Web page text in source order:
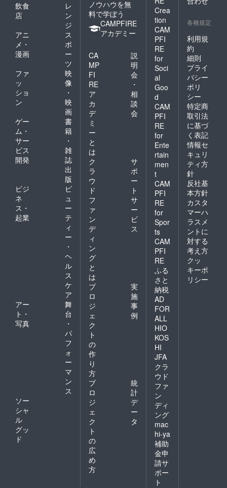
飲食
店
レ
ン
ジ
アニ
メ・
漫画
ス
ポ
ー
ツ
ファ
ッ
ショ
ン
映
像
・
映
画
ゲー
ム・
サー
ビス
開発
書
籍
・
雑
誌
出
版
ビジ
ネ
ス・
起業
ビ
ュ
ー
テ
ィ
ー
・
ヘ
ル
ス
ケ
ア
アー
ト・
写真
舞
台
・
パ
フ
ォ
ー
マ
ン
ス
ソー
シャ
ル
グッ
ド
ノウハウを無
料で学ぼう
CAMPFIRE
アカデミー
CA
MP
FI
RE
ア
カ
デ
ミ
ー
と
は
説
明
会
・
相
談
会
ク
ラ
ウ
ド
フ
ァ
ン
デ
ィ
ン
グ
と
は
サ
ポ
ー
ト
サ
ー
ビ
ス
プ
ロ
ジ
ェ
ク
ト
の
作
り
方
実
施
事
例
プ
ロ
ジ
ェ
ク
ト
の
広
め
方
統
計
デ
ー
タ
Crea
tion
CAM
PFI
RE
for
Soci
al
Goo
d
CAM
PFI
RE
for
Ente
rtain
men
t
CAM
PFI
RE
for
Spor
ts
CAM
PFI
RE
ふる
さと
納税
AD
FOR
ALL
HIO
KOS
HI
JFA
クラ
ウド
ファ
ン
ディ
ング
mac
hi-ya
補助
金申
請サ
ポー
ト
各種規定
利用規
約
細則
プライ
バシー
ポリ
シー
特定商
取引法
に基づ
く表記
情報セ
キュリ
ティ方
針
反社基
本方針
カスタ
マーハ
ラスメ
ントに
対する
考え方
クッ
キーポ
リシー